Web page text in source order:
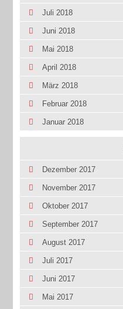
Juli 2018
Juni 2018
Mai 2018
April 2018
März 2018
Februar 2018
Januar 2018
Dezember 2017
November 2017
Oktober 2017
September 2017
August 2017
Juli 2017
Juni 2017
Mai 2017